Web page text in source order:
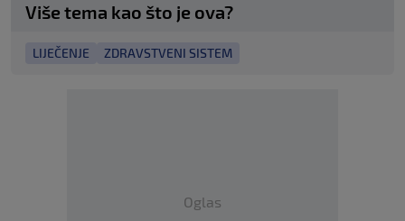
Više tema kao što je ova?
LIJEČENJE ZDRAVSTVENI SISTEM
Oglas